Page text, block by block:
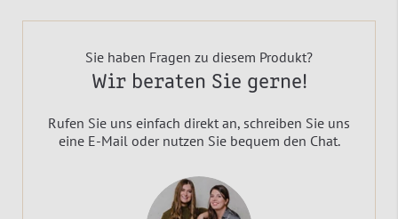
Sie haben Fragen zu diesem Produkt?
Wir beraten Sie gerne!
Rufen Sie uns einfach direkt an, schreiben Sie uns
eine E-Mail oder nutzen Sie bequem den Chat.